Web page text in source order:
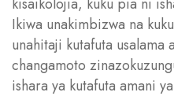
Ikiwa unakimbizwa na
unahitaji kutafuta usalama
changamoto
ishara ya kutafuta amani